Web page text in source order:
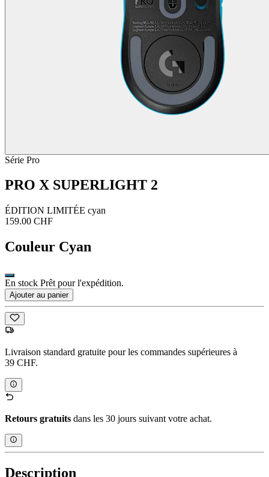
Série Pro
PRO X SUPERLIGHT 2
ÉDITION LIMITÉE cyan
159.00 CHF
Couleur Cyan
En stock Prêt pour l'expédition.
Ajouter au panier
Livraison standard gratuite pour les commandes supérieures à
39 CHF.
Retours gratuits dans les 30 jours suivant votre achat.
Description